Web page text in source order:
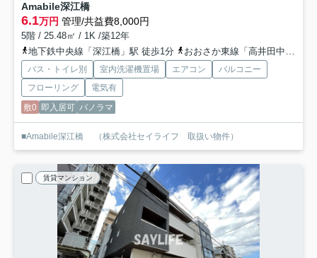
Amabile深江橋
6.1万円 管理/共益費8,000円
5階 / 25.48㎡ / 1K /築12年
地下鉄中央線「深江橋」駅 徒歩1分
おおさか東線「高井田中央」駅 徒歩17分
バス・トイレ別 室内洗濯機置場 エアコン
バルコニー
フローリング
電気有
敷0 即入居可 パノラマ
■Amabile深江橋 （株式会社セイライフ 取扱い物件）
賃貸マンション